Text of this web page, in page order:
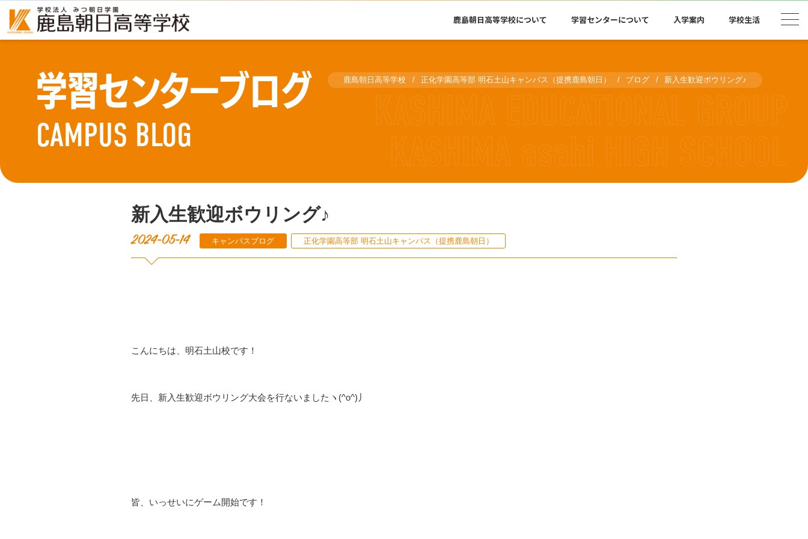
鹿島朝日高等学校について 学習センターについて 入学案内 学校生活
学習センターブログ
CAMPUS BLOG
鹿島朝日高等学校 正化学園高等部 明石土山キャンパス（提携鹿島朝日） ブログ 新入生歓迎ボウリング♪
新入生歓迎ボウリング♪
2024-05-14 キャンパスブログ 正化学園高等部 明石土山キャンパス（提携鹿島朝日）
こんにちは、明石土山校です！
先日、新入生歓迎ボウリング大会を行ないましたヽ(^o^)丿
皆、いっせいにゲーム開始です！